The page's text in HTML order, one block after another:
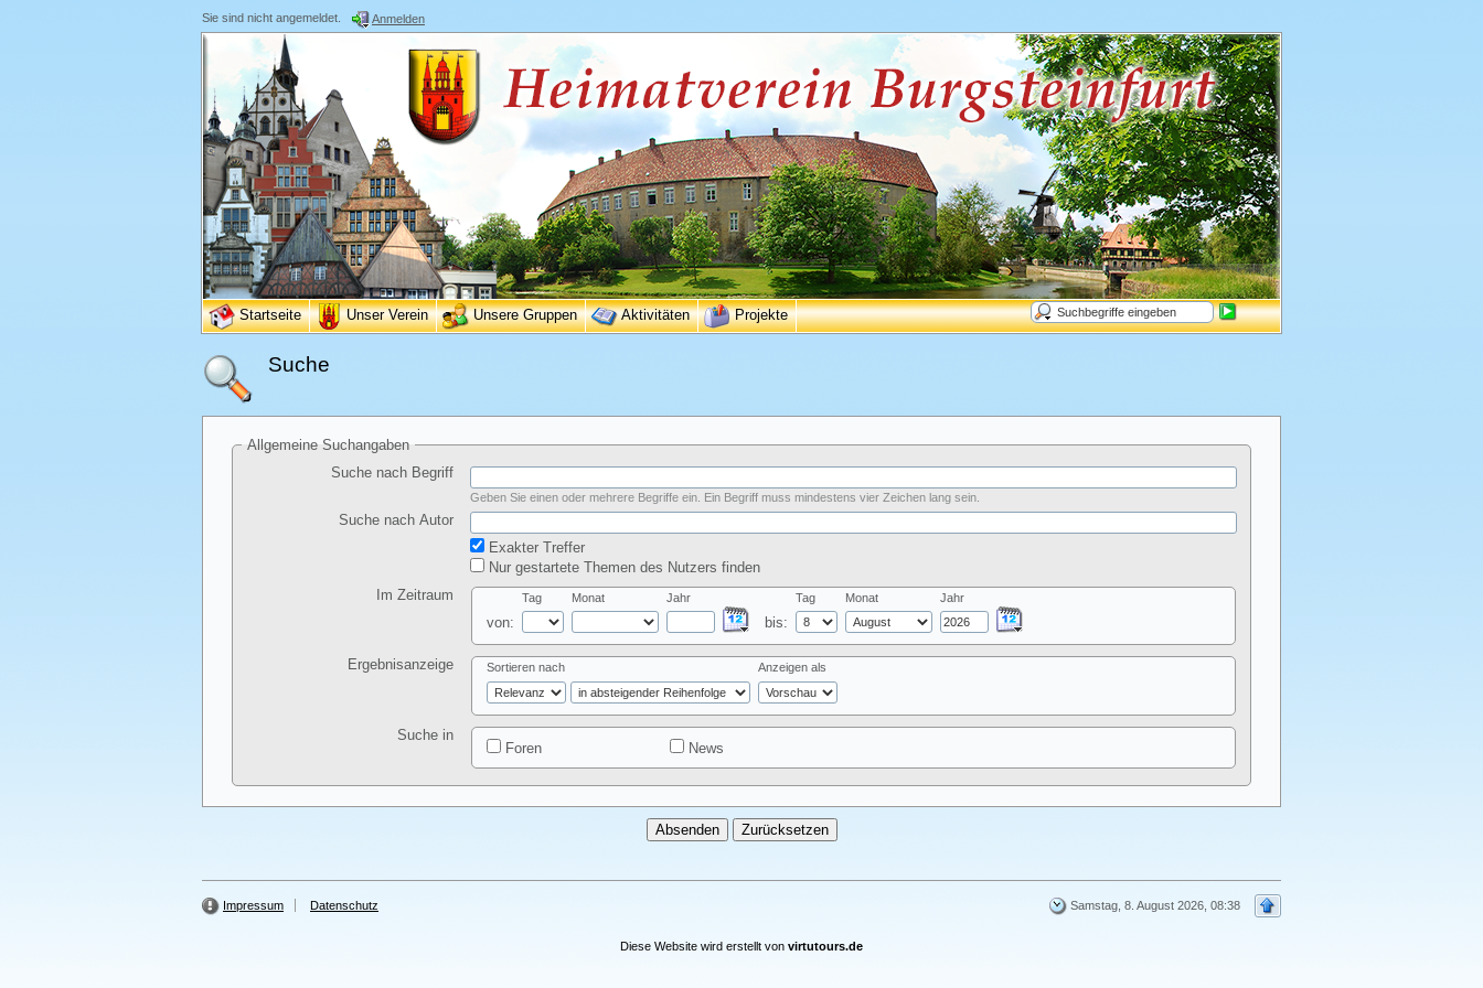
Sie sind nicht angemeldet. Anmelden
Startseite Unser Verein Unsere Gruppen Aktivitäten Projekte
Suche
Allgemeine Suchangaben
Suche nach Begriff
Geben Sie einen oder mehrere Begriffe ein. Ein Begriff muss mindestens vier Zeichen lang sein.
Suche nach Autor
Exakter Treffer
Nur gestartete Themen des Nutzers finden
Im Zeitraum
von:
Tag Monat Jahr
bis:
Tag Monat Jahr
Ergebnisanzeige Sortieren nach Anzeigen als
Suche in
Foren
News
Impressum Datenschutz Samstag, 8. August 2026, 08:38
Diese Website wird erstellt von virtutours.de